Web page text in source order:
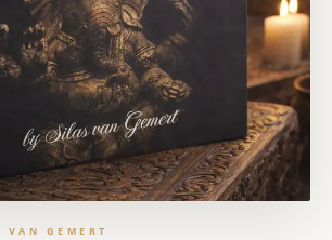
GEMERT